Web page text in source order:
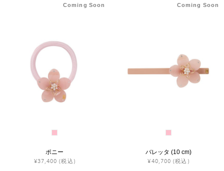
Coming Soon
ポニー
¥37,400 (税込)
Coming Soon
バレッタ (10 cm)
¥40,700 (税込)